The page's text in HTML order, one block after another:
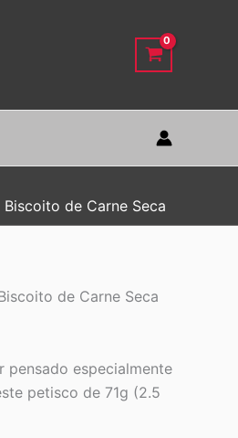
de Carne Seca
de Carne Seca
pensado especialmente
petisco de 71g (2.5